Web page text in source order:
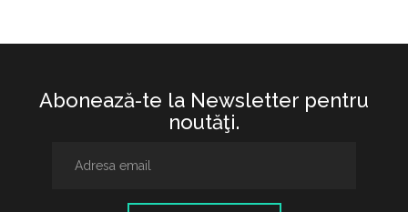
Abonează-te la Newsletter pentru
noutăţi.